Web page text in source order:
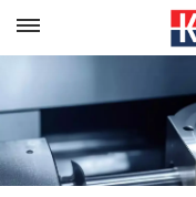
English
español